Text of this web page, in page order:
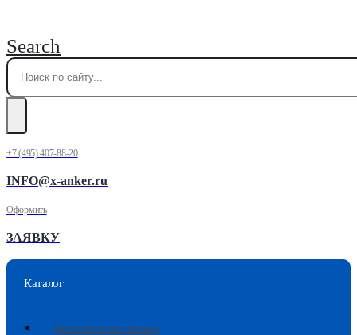
Search
+7 (495) 407-88-20
INFO@x-anker.ru
Оформить
ЗАЯВКУ
Каталог
Механические анкера